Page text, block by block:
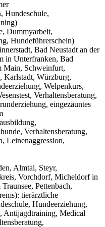
Hundeschule,
Dummyarbeit,
Hundeführerschein)
Bad Neustadt an der
in Unterfranken, Bad
Main, Schweinfurt,
Karlstadt, Würzburg,
Welpenkurs,
Verhaltensberatung,
eingezäuntes
Verhaltensberatung,
Leinenaggression,
Almtal, Steyr,
Vorchdorf, Micheldorf in
Pettenbach,
tierärztliche
Hundeerziehung,
Antijagdtraining, Medical